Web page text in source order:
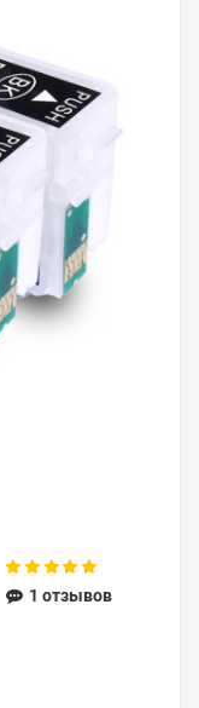
1 отзывов